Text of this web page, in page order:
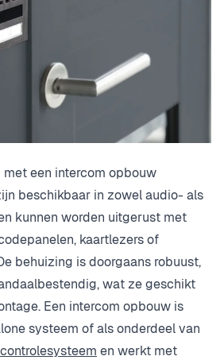
een intercom opbouw
beschikbaar in zowel audio- als
kunnen worden uitgerust met
kaartlezers of
behuizing is doorgaans robuust,
wat ze geschikt
Een intercom opbouw is
systeem of als onderdeel van
en werkt met